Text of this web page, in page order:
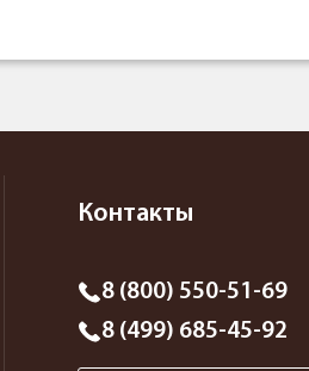
Контакты
8 (800) 550-51-69
8 (499) 685-45-92